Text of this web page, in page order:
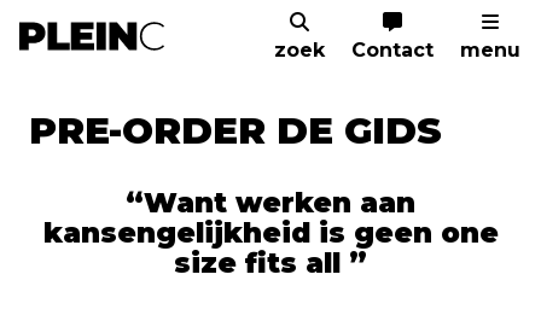
zoek Contact menu
Home Kenniscentrum Gids
PRE-ORDER DE GIDS
Want werken aan
kansengelijkheid is geen one
size fits all